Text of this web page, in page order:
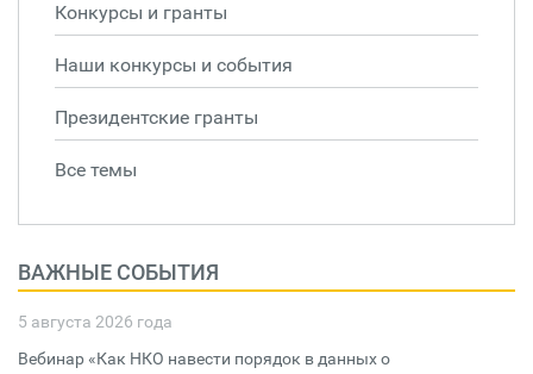
Конкурсы и гранты
Наши конкурсы и события
Президентские гранты
Все темы
ВАЖНЫЕ СОБЫТИЯ
5 августа 2026 года
Вебинар «Как НКО навести порядок в данных о